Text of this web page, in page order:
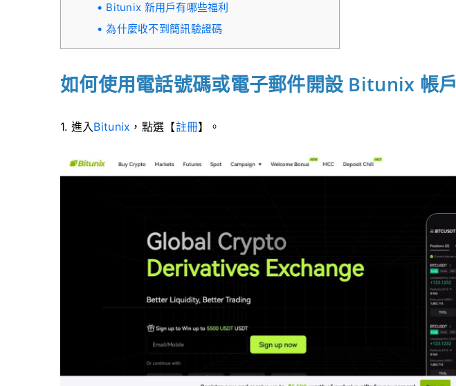
Bitunix 新用戶有哪些福利
為什麼收不到簡訊驗證碼
如何使用電話號碼或電子郵件開設 Bitunix 帳戶
1. 進入Bitunix ，點選【註冊】。